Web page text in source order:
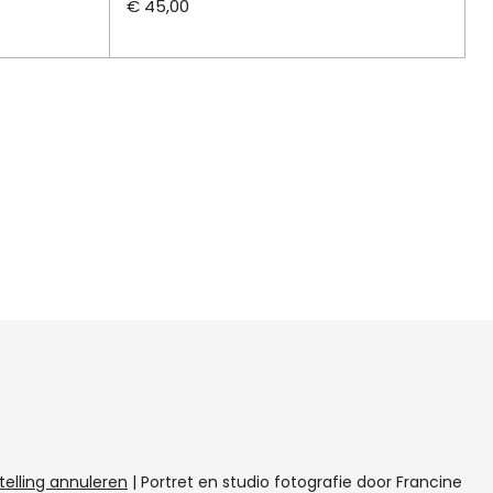
€ 45,00
annuleren | Portret en studio fotografie door Francine